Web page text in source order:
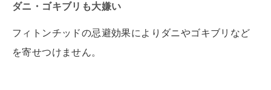
ダニ・ゴキブリも大嫌い
フィトンチッドの忌避効果によりダニやゴキブリなど
を寄せつけません。